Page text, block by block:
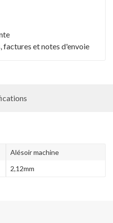
factures et notes d'envoie
Alésoir machine
2,12mm